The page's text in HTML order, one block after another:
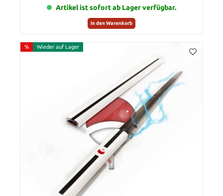
Artikel ist sofort ab Lager verfügbar.
In den Warenkorb
% Wieder auf Lager